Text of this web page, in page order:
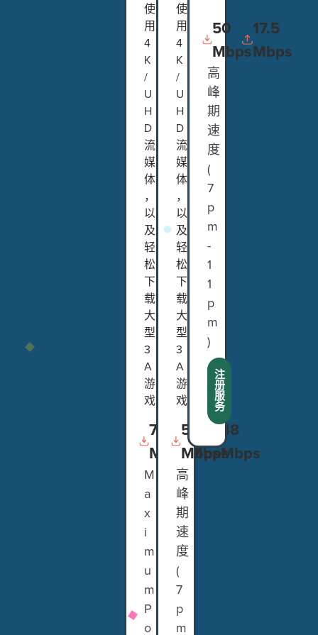
使
用
4
K
/
U
H
D
流
媒
体
，
以
及
轻
松
下
载
大
型
3
A
游
戏
750
MbpsMbps
M
a
x
i
m
u
m
P
o
使
用
4
K
/
U
H
D
流
媒
体
，
以
及
轻
松
下
载
大
型
3
A
游
戏
500
Mbps
48
Mbps
高
峰
期
速
度
(
7
p
m
50
Mbps
17.5
Mbps
高
峰
期
速
度
(
7
p
m
-
1
1
p
m
)
注
册
服
务